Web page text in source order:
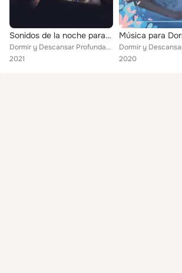
Sonidos de la noche para dormir: lluvia, viento, tormenta, grillos
Dormir y Descansar Profundamente
2021
2020